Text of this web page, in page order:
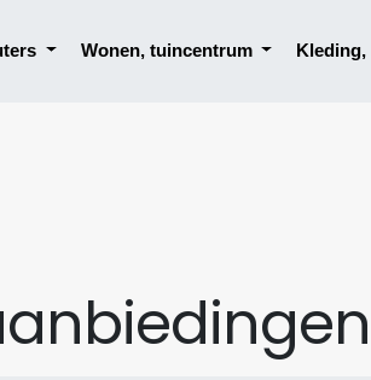
Wonen, tuincentrum